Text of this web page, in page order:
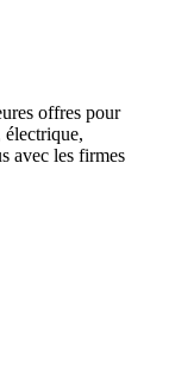
offres pour
avec les firmes